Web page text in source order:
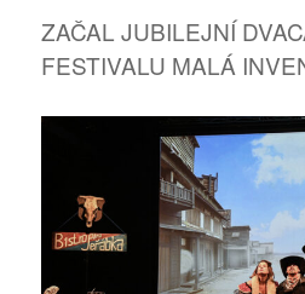
ZAČAL JUBILEJNÍ
FESTIVALU MALÁ